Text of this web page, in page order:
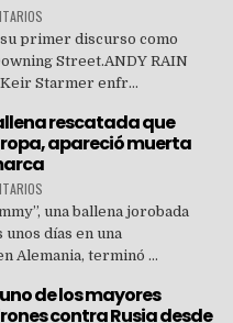
primer discurso como
Street.ANDY RAIN
Starmer enfr...
rescatada que
apareció muerta
una ballena jorobada
unos días en una
Alemania, terminó ...
de los mayores
contra Rusia desde